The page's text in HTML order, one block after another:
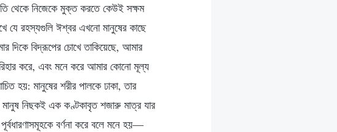
থেকে নিজেকে মুক্ত করতে কেউই সক্ষম
যে রহস্যগুলি ঈশ্বর এখনো মানুষের কাছে
দিকে বিদ্রূপের চোখে তাকিয়েছে, আমার
করে, এবং মনে করে আমার কোনো মূল্য
হয়: মানুষের শরীর পালকে ঢাকা, তার
নিছকই এক কণ্টকাবৃত শজারু মাত্র যার
বর্ণনা করে বলে মনে হয়—